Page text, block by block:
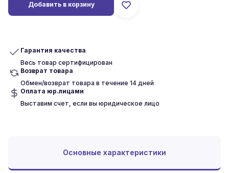
Добавить в корзину
Гарантия качества
Весь товар сертифицирован
Возврат товара
Обмен/возврат товара в течение 14 дней
Оплата юр.лицами
Выставим счет, если вы юридическое лицо
Основные характеристики